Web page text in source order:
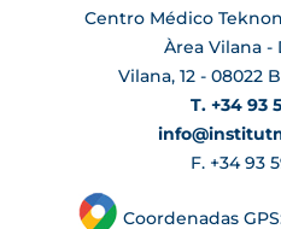
Centro Médico
Àrea Vilana -
Vilana, 12 - 08022
T. +34 93
F. +34 93
Coordenadas